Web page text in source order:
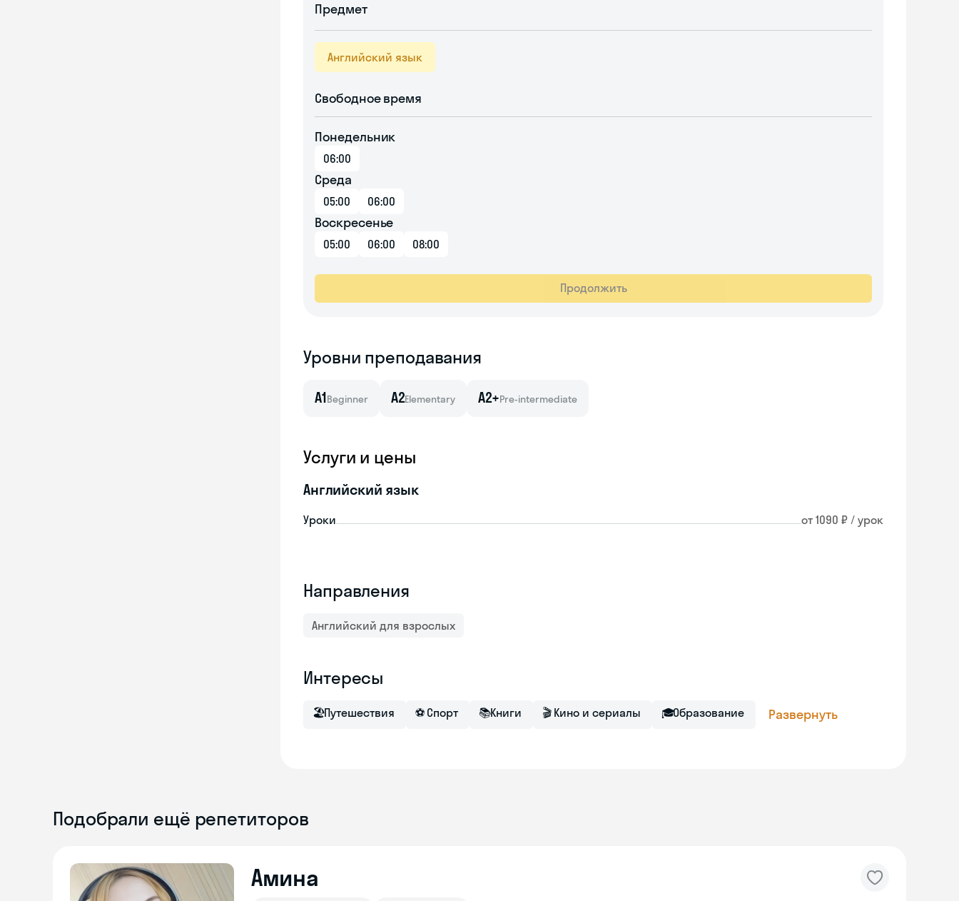
Предмет
Английский язык
Свободное время
Понедельник
06:00
Среда
05:00 06:00
Воскресенье
05:00 06:00 08:00
Продолжить
Уровни преподавания
A1Beginner A2Elementary A2+Pre-intermediate
Услуги и цены
Английский язык
Уроки от 1090 ₽ / урок
Направления
Английский для взрослых
Интересы
🏖Путешествия ⚽ Спорт 📚Книги 🎬 Кино и сериалы 🎓Образование Развернуть
Подобрали ещё репетиторов
Амина